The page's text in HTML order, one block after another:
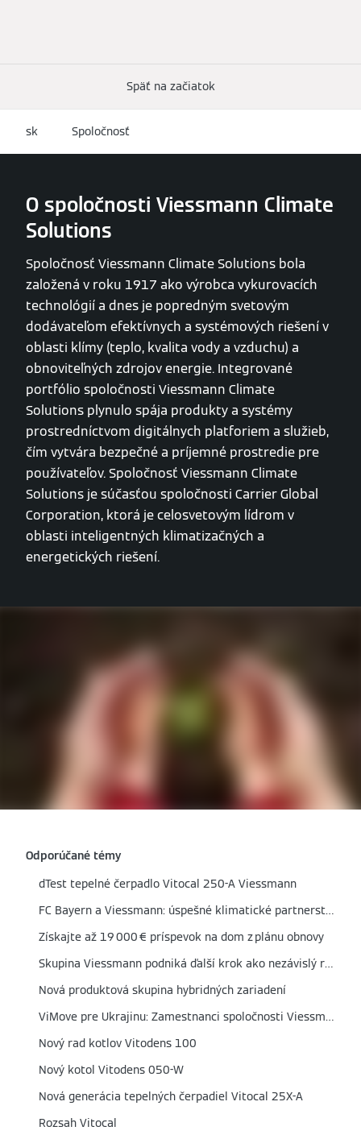
Späť na začiatok
sk Spoločnosť
O spoločnosti Viessmann Climate
Solutions
Spoločnosť Viessmann Climate Solutions bola
založená v roku 1917 ako výrobca vykurovacích
technológií a dnes je popredným svetovým
dodávateľom efektívnych a systémových riešení v
oblasti klímy (teplo, kvalita vody a vzduchu) a
obnoviteľných zdrojov energie. Integrované
portfólio spoločnosti Viessmann Climate
Solutions plynulo spája produkty a systémy
prostredníctvom digitálnych platforiem a služieb,
čím vytvára bezpečné a príjemné prostredie pre
používateľov. Spoločnosť Viessmann Climate
Solutions je súčasťou spoločnosti Carrier Global
Corporation, ktorá je celosvetovým lídrom v
oblasti inteligentných klimatizačných a
energetických riešení.
Odporúčané témy
dTest tepelné čerpadlo Vitocal 250-A Viessmann
FC Bayern a Viessmann: úspešné klimatické partnerstvo predĺžené do roku 2026
Získajte až 19 000 € príspevok na dom z plánu obnovy
Skupina Viessmann podniká ďalší krok ako nezávislý rodinný podnik s novým nastavením
Nová produktová skupina hybridných zariadení
ViMove pre Ukrajinu: Zamestnanci spoločnosti Viessmann športovými aktivitami pomáhajú ľudom v núdzi
Nový rad kotlov Vitodens 100
Nový kotol Vitodens 050-W
Nová generácia tepelných čerpadiel Vitocal 25X-A
Rozsah Vitocal